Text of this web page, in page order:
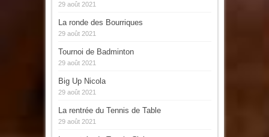
29 août 2021
La ronde des Bourriques
29 août 2021
Tournoi de Badminton
29 août 2021
Big Up Nicola
29 août 2021
La rentrée du Tennis de Table
29 août 2021